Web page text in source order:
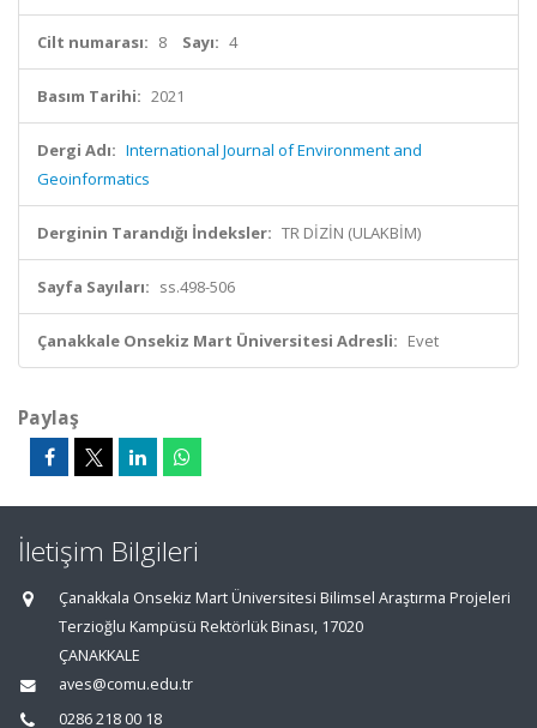
Cilt numarası: 8 Sayı: 4
Basım Tarihi: 2021
Dergi Adı: International Journal of Environment and
Geoinformatics
Derginin Tarandığı İndeksler: TR DİZİN (ULAKBİM)
Sayfa Sayıları: ss.498-506
Çanakkale Onsekiz Mart Üniversitesi Adresli: Evet
Paylaş
İletişim Bilgileri
Çanakkala Onsekiz Mart Üniversitesi Bilimsel Araştırma Projeleri
Terzioğlu Kampüsü Rektörlük Binası, 17020
ÇANAKKALE
aves@comu.edu.tr
0286 218 00 18